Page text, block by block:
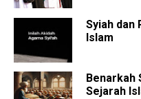
Syiah dan
Islam
Benarkah
Sejarah